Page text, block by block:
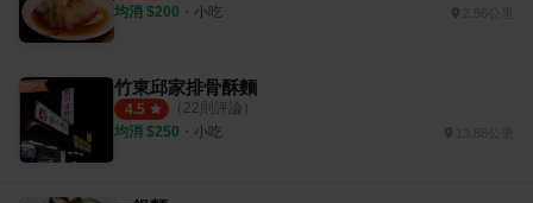
均消 $200 ・ 小吃 2.56公里
竹東邱家排骨酥麵
4.5 （ 22則評論）
均消 $250 ・ 小吃